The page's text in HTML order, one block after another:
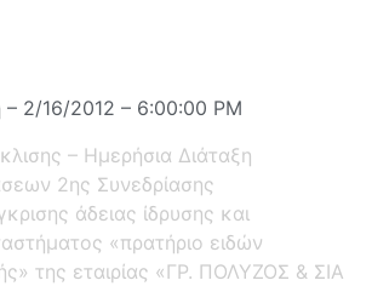
– 2/16/2012 – 6:00:00 PM
– Ημερήσια Διάταξη
2ης Συνεδρίασης
άδειας ίδρυσης και
«πρατήριο ειδών
της εταιρίας «ΓΡ. ΠΟΛΥΖΟΣ & ΣΙΑ